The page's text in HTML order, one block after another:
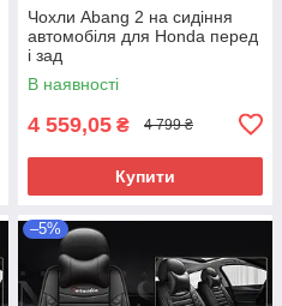
Чохли Abang 2 на сидіння
автомобіля для Honda перед
і зад
В наявності
4 559,05 ₴ 4 799 ₴
Купити
–5%